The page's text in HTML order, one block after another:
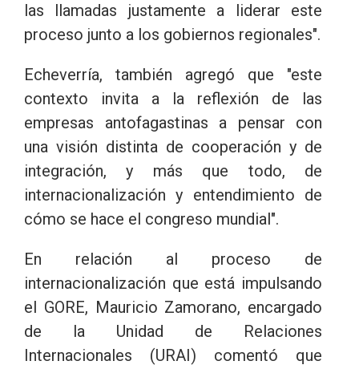
las llamadas justamente a liderar este
proceso junto a los gobiernos regionales".
Echeverría, también agregó que "este
contexto invita a la reflexión de las
empresas antofagastinas a pensar con
una visión distinta de cooperación y de
integración, y más que todo, de
internacionalización y entendimiento de
cómo se hace el congreso mundial".
En relación al proceso de
internacionalización que está impulsando
el GORE, Mauricio Zamorano, encargado
de la Unidad de Relaciones
Internacionales (URAI) comentó que